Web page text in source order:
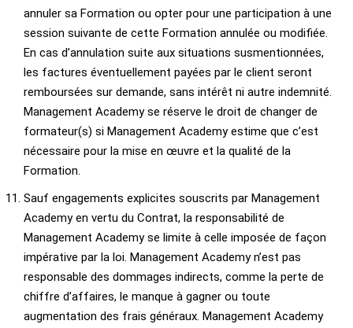
annuler sa Formation ou opter pour une participation à une
session suivante de cette Formation annulée ou modifiée.
En cas d’annulation suite aux situations susmentionnées,
les factures éventuellement payées par le client seront
remboursées sur demande, sans intérêt ni autre indemnité.
Management Academy se réserve le droit de changer de
formateur(s) si Management Academy estime que c’est
nécessaire pour la mise en œuvre et la qualité de la
Formation.
Sauf engagements explicites souscrits par Management
Academy en vertu du Contrat, la responsabilité de
Management Academy se limite à celle imposée de façon
impérative par la loi. Management Academy n’est pas
responsable des dommages indirects, comme la perte de
chiffre d’affaires, le manque à gagner ou toute
augmentation des frais généraux. Management Academy